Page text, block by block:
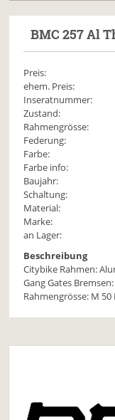
BMC 257 Al
Preis:
ehem. Preis:
Inseratnummer:
Zustand:
Rahmengrösse:
Federung:
Farbe:
Farbe info:
Baujahr:
Schaltung:
Material:
Marke:
an Lager:
Beschreibung
Citybike Rahmen:
Gang Gates
Rahmengrösse: M